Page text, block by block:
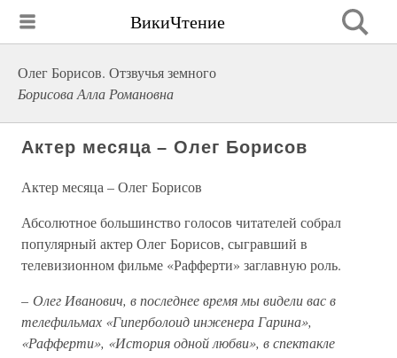
ВикиЧтение
Олег Борисов. Отзвучья земного
Борисова Алла Романовна
Актер месяца – Олег Борисов
Актер месяца – Олег Борисов
Абсолютное большинство голосов читателей собрал
популярный актер Олег Борисов, сыгравший в
телевизионном фильме «Рафферти» заглавную роль.
– Олег Иванович, в последнее время мы видели вас в
телефильмах «Гиперболоид инженера Гарина»,
«Рафферти», «История одной любви», в спектакле